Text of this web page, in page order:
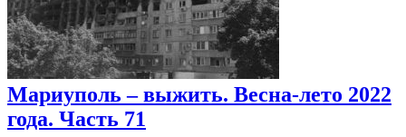
Мариуполь – выжить. Весна-лето 2022
года. Часть 71